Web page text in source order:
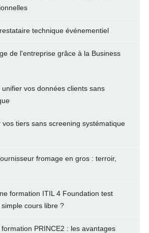
technique événementiel
de l'entreprise grâce à la Business
vos données clients sans
tiers sans screening systématique
fromage en gros : terroir,
formation ITIL 4 Foundation test
simple cours libre ?
PRINCE2 : les avantages